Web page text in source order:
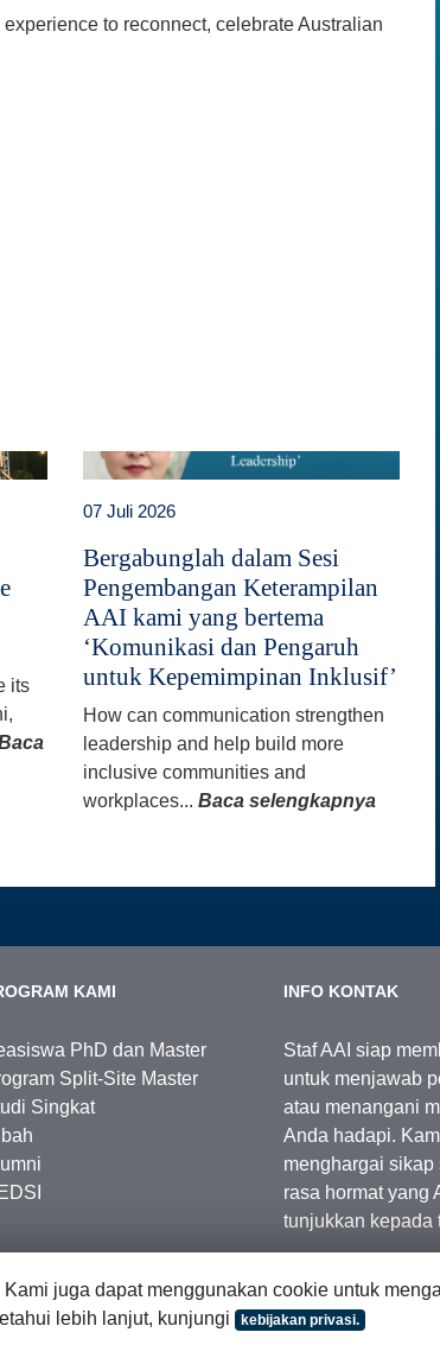
to reconnect, celebrate Australian
its
07 Juli 2026
Bergabunglah dalam Sesi
Pengembangan Keterampilan
AAI kami yang bertema
‘Komunikasi dan Pengaruh
untuk Kepemimpinan Inklusif’
How can communication strengthen
leadership and help build more
inclusive communities and
workplaces...Baca selengkapnya
KAMI
PhD dan Master
Split-Site Master
Singkat
INFO KONTAK
Staf AAI siap
untuk menjawab
atau menangani
Anda hadapi.
menghargai sikap
rasa hormat yang
tunjukkan kepada
Kontak Kami
juga dapat menggunakan cookie untuk
lebih lanjut, kunjungi kebijakan privasi.